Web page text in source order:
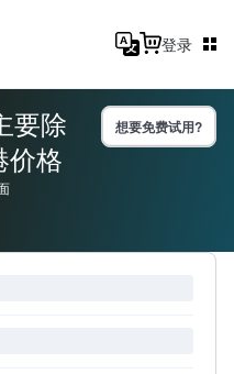
登录
要除
价格
想要免费试用?